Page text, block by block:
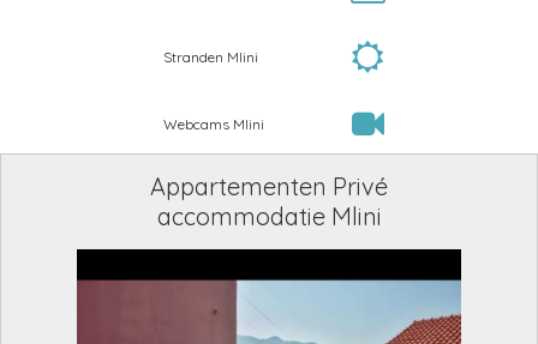
Stranden Mlini
Webcams Mlini
Appartementen Privé
accommodatie Mlini